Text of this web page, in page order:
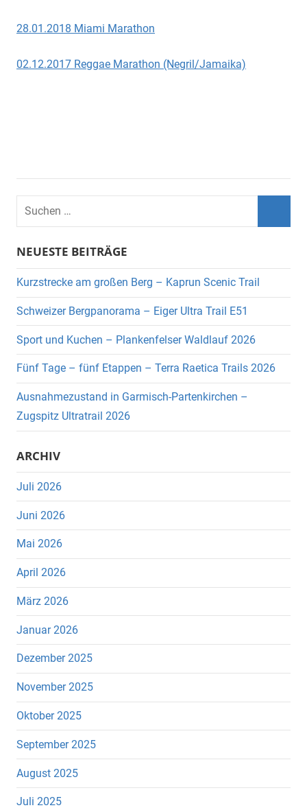
28.01.2018 Miami Marathon
02.12.2017 Reggae Marathon (Negril/Jamaika)
Suchen
nach:
NEUESTE BEITRÄGE
Kurzstrecke am großen Berg – Kaprun Scenic Trail
Schweizer Bergpanorama – Eiger Ultra Trail E51
Sport und Kuchen – Plankenfelser Waldlauf 2026
Fünf Tage – fünf Etappen – Terra Raetica Trails 2026
Ausnahmezustand in Garmisch-Partenkirchen –
Zugspitz Ultratrail 2026
ARCHIV
Juli 2026
Juni 2026
Mai 2026
April 2026
März 2026
Januar 2026
Dezember 2025
November 2025
Oktober 2025
September 2025
August 2025
Juli 2025